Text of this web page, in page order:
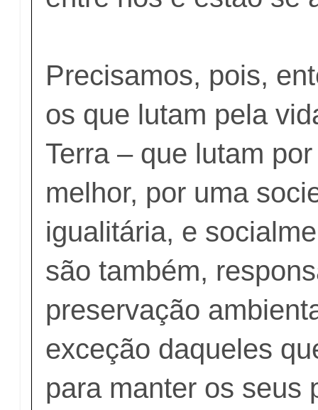
Precisamos, pois,
os que lutam pela
Terra – que lutam
melhor, por uma
igualitária, e
são também,
preservação
exceção daqueles
para manter os seus